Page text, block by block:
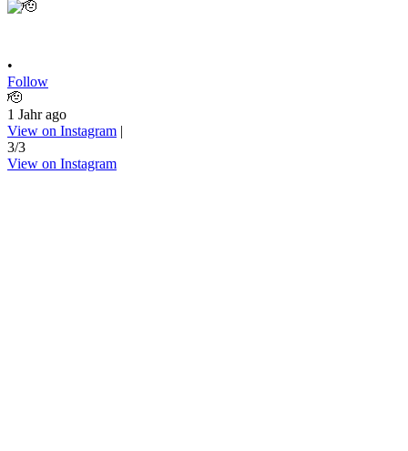
•
Follow
🫡
1 Jahr ago
View on Instagram |
3/3
View on Instagram